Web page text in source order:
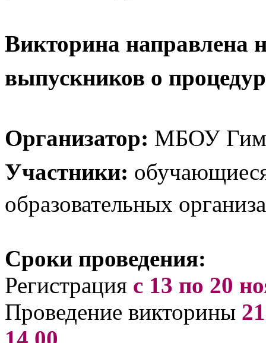
Викторина направлена
выпускников о
Организатор: МБОУ
Участники:
образовательных
Сроки проведения:
Регистрация с 13 по 20
Проведение викторины